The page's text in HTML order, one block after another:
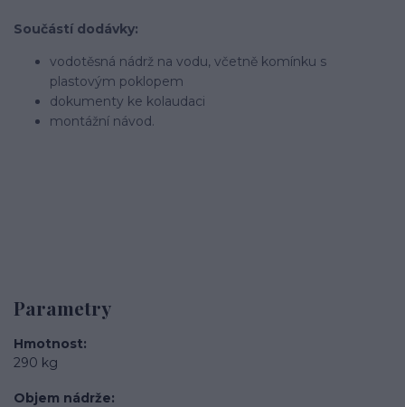
Součástí dodávky:
vodotěsná nádrž na vodu, včetně komínku s
plastovým poklopem
dokumenty ke kolaudaci
montážní návod.
Parametry
Hmotnost
290 kg
Objem nádrže